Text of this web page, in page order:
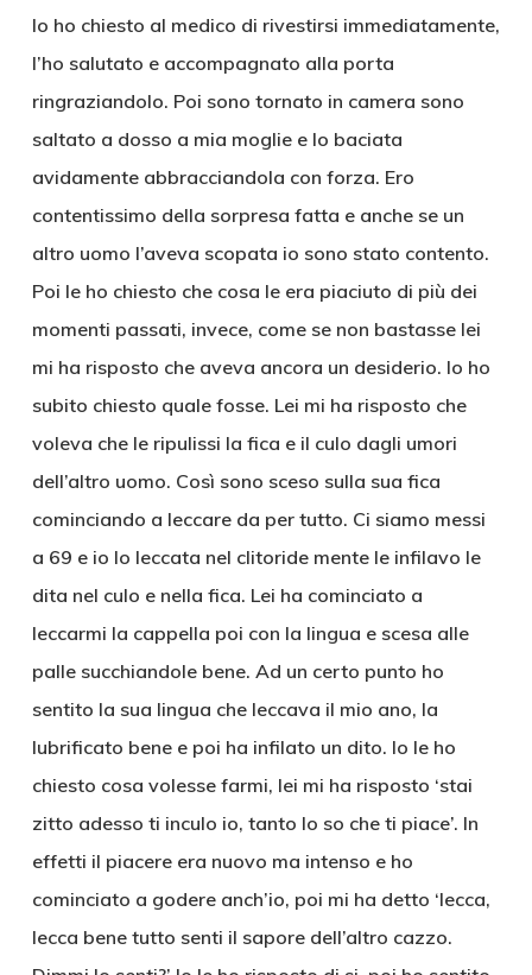
Io ho chiesto al medico di rivestirsi immediatamente,
l’ho salutato e accompagnato alla porta
ringraziandolo. Poi sono tornato in camera sono
saltato a dosso a mia moglie e lo baciata
avidamente abbracciandola con forza. Ero
contentissimo della sorpresa fatta e anche se un
altro uomo l’aveva scopata io sono stato contento.
Poi le ho chiesto che cosa le era piaciuto di più dei
momenti passati, invece, come se non bastasse lei
mi ha risposto che aveva ancora un desiderio. Io ho
subito chiesto quale fosse. Lei mi ha risposto che
voleva che le ripulissi la fica e il culo dagli umori
dell’altro uomo. Così sono sceso sulla sua fica
cominciando a leccare da per tutto. Ci siamo messi
a 69 e io lo leccata nel clitoride mente le infilavo le
dita nel culo e nella fica. Lei ha cominciato a
leccarmi la cappella poi con la lingua e scesa alle
palle succhiandole bene. Ad un certo punto ho
sentito la sua lingua che leccava il mio ano, la
lubrificato bene e poi ha infilato un dito. Io le ho
chiesto cosa volesse farmi, lei mi ha risposto ‘stai
zitto adesso ti inculo io, tanto lo so che ti piace’. In
effetti il piacere era nuovo ma intenso e ho
cominciato a godere anch’io, poi mi ha detto ‘lecca,
lecca bene tutto senti il sapore dell’altro cazzo.